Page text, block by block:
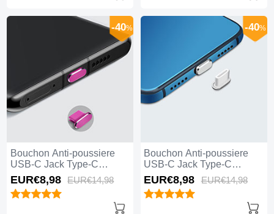
Bouchon Anti-poussiere
USB-C Jack Type-C
Universel H08 pour Apple
iPhone 15 Plus Rose
Rouge
-40%
EUR€8,98 EUR€14,98
Bouchon Anti-poussiere
USB-C Jack Type-C
Universel H07 pour Apple
iPhone 15 Plus Argent
-40%
EUR€8,98 EUR€14,98